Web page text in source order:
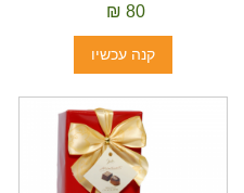
80 ₪
קנה עכשיו